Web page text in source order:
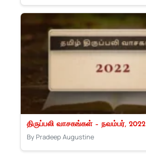
திருப்பலி வாசகங்கள் – நவம்பர், 2022
By Pradeep Augustine